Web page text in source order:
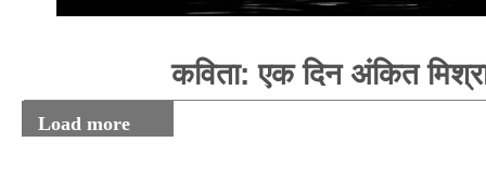
कविता: एक दिन अंकित
Load more